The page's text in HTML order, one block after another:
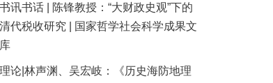
书讯书话 | 陈锋教授：“大财政史观”下的
清代税收研究 | 国家哲学社会科学成果文
库
理论|林声渊、吴宏岐：《历史海防地理